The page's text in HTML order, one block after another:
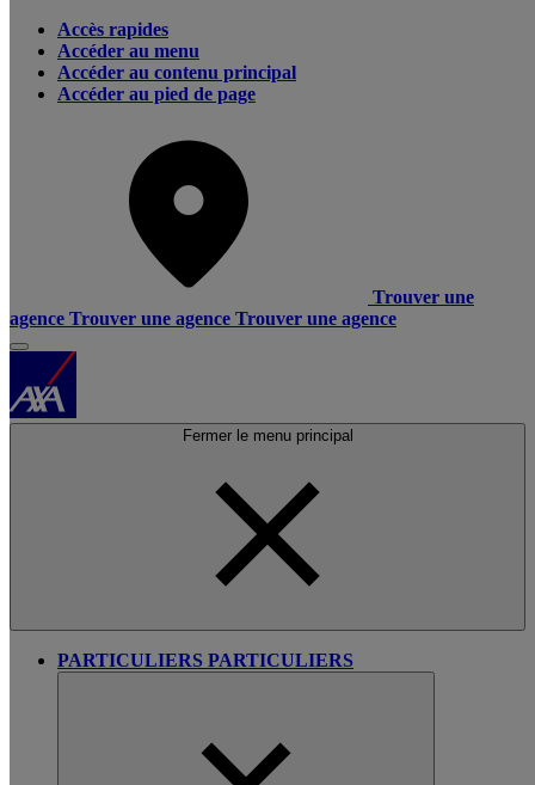
Accès rapides
Accéder au menu
Accéder au contenu principal
Accéder au pied de page
Trouver une
agence Trouver une agence Trouver une agence
Fermer le menu principal
PARTICULIERS PARTICULIERS